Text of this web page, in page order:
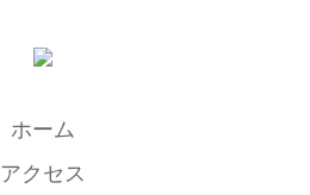
ホーム
アクセス